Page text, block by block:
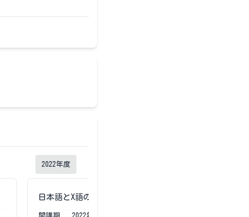
2022年度
日本語とX語の音声学入門
開講期 2022年度